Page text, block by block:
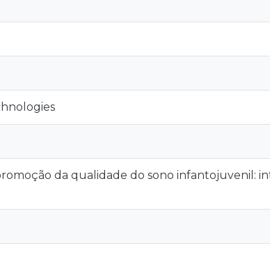
da qualidade do sono infantojuvenil: